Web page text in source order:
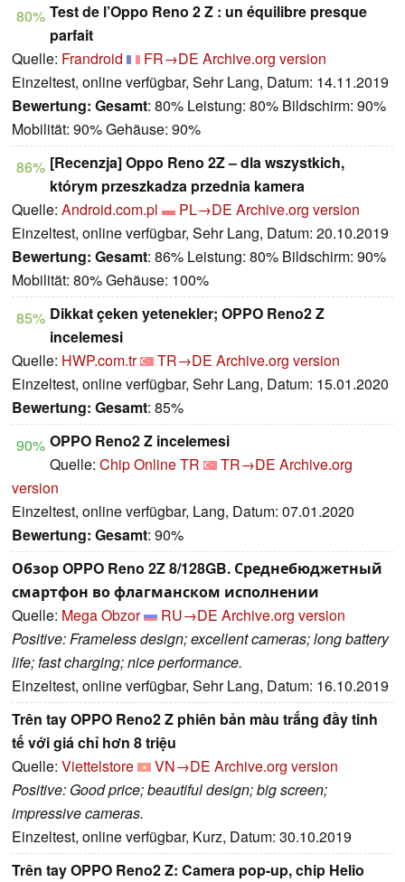
80% Test de l’Oppo Reno 2 Z : un équilibre presque
parfait
Quelle: Frandroid FR→DE Archive.org version
Einzeltest, online verfügbar, Sehr Lang, Datum: 14.11.2019
Bewertung: Gesamt: 80% Leistung: 80% Bildschirm: 90%
Mobilität: 90% Gehäuse: 90%
86% [Recenzja] Oppo Reno 2Z – dla wszystkich,
którym przeszkadza przednia kamera
Quelle: Android.com.pl PL→DE Archive.org version
Einzeltest, online verfügbar, Sehr Lang, Datum: 20.10.2019
Bewertung: Gesamt: 86% Leistung: 80% Bildschirm: 90%
Mobilität: 80% Gehäuse: 100%
85% Dikkat çeken yetenekler; OPPO Reno2 Z
incelemesi
Quelle: HWP.com.tr TR→DE Archive.org version
Einzeltest, online verfügbar, Sehr Lang, Datum: 15.01.2020
Bewertung: Gesamt: 85%
90% OPPO Reno2 Z incelemesi
Quelle: Chip Online TR TR→DE Archive.org
version
Einzeltest, online verfügbar, Lang, Datum: 07.01.2020
Bewertung: Gesamt: 90%
Обзор OPPO Reno 2Z 8/128GB. Среднебюджетный
смартфон во флагманском исполнении
Quelle: Mega Obzor RU→DE Archive.org version
Positive: Frameless design; excellent cameras; long battery
life; fast charging; nice performance.
Einzeltest, online verfügbar, Sehr Lang, Datum: 16.10.2019
Trên tay OPPO Reno2 Z phiên bản màu trắng đầy tinh
tế với giá chỉ hơn 8 triệu
Quelle: Viettelstore VN→DE Archive.org version
Positive: Good price; beautiful design; big screen;
impressive cameras.
Einzeltest, online verfügbar, Kurz, Datum: 30.10.2019
Trên tay OPPO Reno2 Z: Camera pop-up, chip Helio